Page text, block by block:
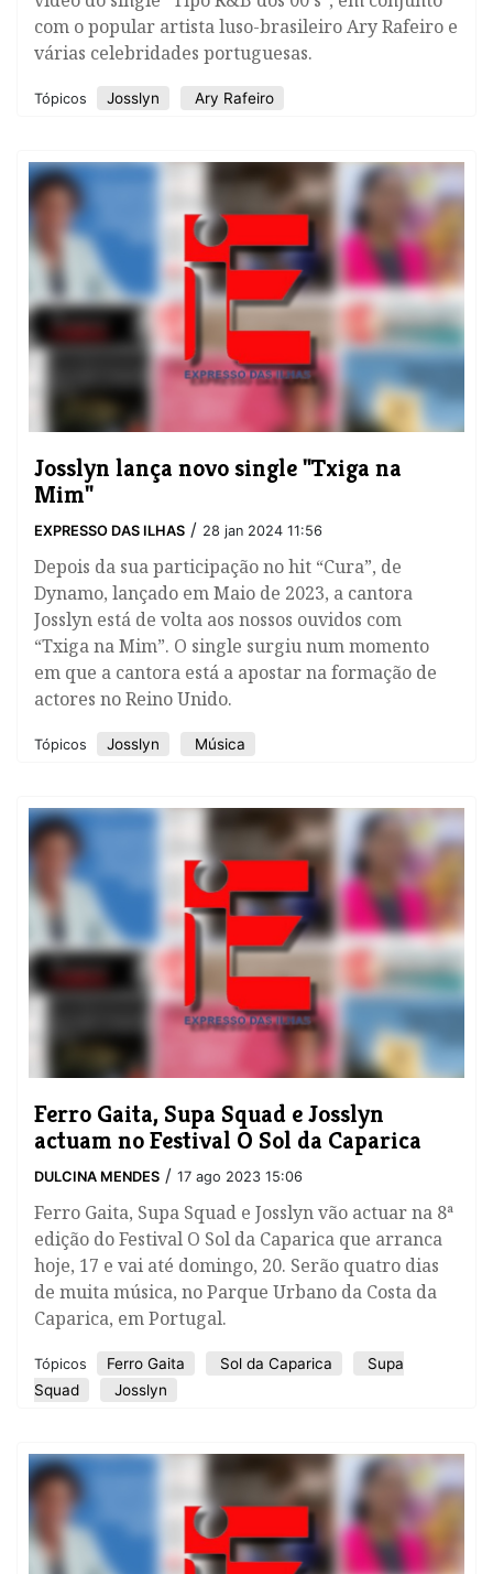
com o popular artista luso-brasileiro Ary Rafeiro e
várias celebridades portuguesas.
Tópicos Josslyn Ary Rafeiro
​Josslyn lança novo single "Txiga na
Mim"
EXPRESSO DAS ILHAS / 28 jan 2024 11:56
Depois da sua participação no hit “Cura”, de
Dynamo, lançado em Maio de 2023, a cantora
Josslyn está de volta aos nossos ouvidos com
“Txiga na Mim”. O single surgiu num momento
em que a cantora está a apostar na formação de
actores no Reino Unido.
Tópicos Josslyn Música
​Ferro Gaita, Supa Squad e Josslyn
actuam no Festival O Sol da Caparica
DULCINA MENDES / 17 ago 2023 15:06
Ferro Gaita, Supa Squad e Josslyn vão actuar na 8ª
edição do Festival O Sol da Caparica que arranca
hoje, 17 e vai até domingo, 20. Serão quatro dias
de muita música, no Parque Urbano da Costa da
Caparica, em Portugal.
Tópicos Ferro Gaita Sol da Caparica
Supa
Squad
Josslyn